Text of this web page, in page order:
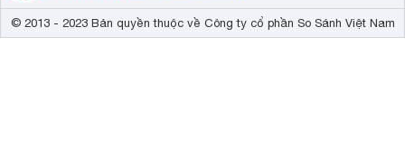
© 2013 - 2023 Bản quyền thuộc về Công ty cổ phần So Sánh Việt Nam